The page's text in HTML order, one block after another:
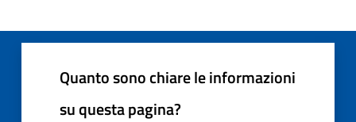
Quanto sono chiare le informazioni
su questa pagina?